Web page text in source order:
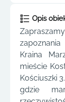
Opis
Kraina
mieście
Kościuszki
gdzie